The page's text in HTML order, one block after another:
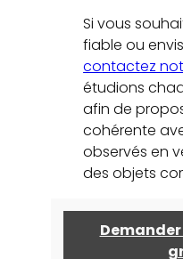
Si vous
fiable ou
contactez
étudions
afin de
cohérente
observés en
des objets